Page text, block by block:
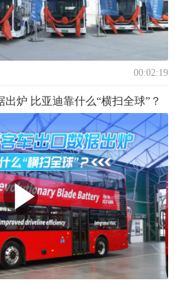
00:02:19
出炉 比亚迪靠什么“横扫全球”？